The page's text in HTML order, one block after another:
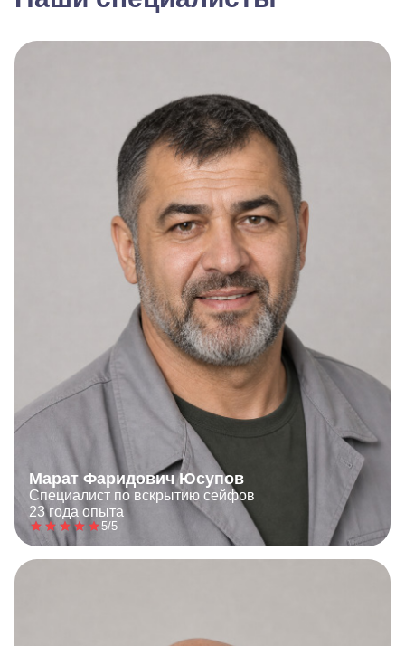
Марат Фаридович Юсупов
Специалист по вскрытию сейфов
23 года опыта
5/5